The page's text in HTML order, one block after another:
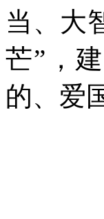
当、大
芒”，
的、爱